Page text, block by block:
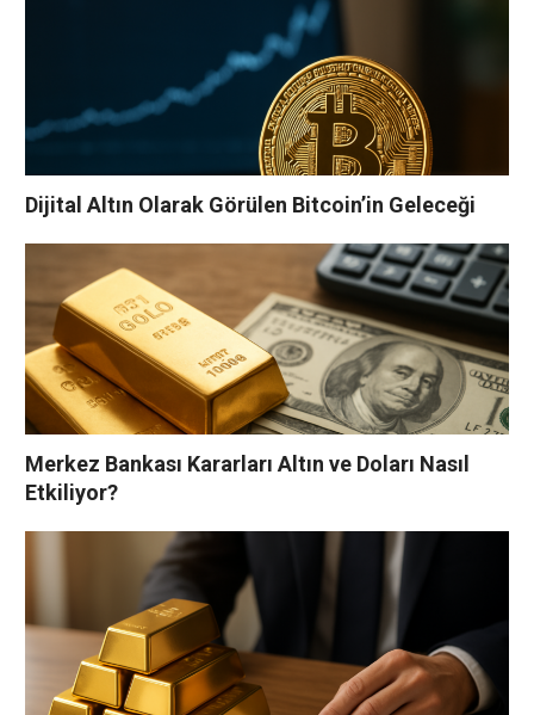
Dijital Altın Olarak Görülen Bitcoin’in Geleceği
Merkez Bankası Kararları Altın ve Doları Nasıl
Etkiliyor?